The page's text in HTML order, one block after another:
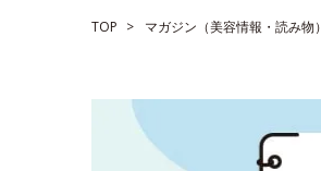
TOP マガジン（美容情報・読み物）